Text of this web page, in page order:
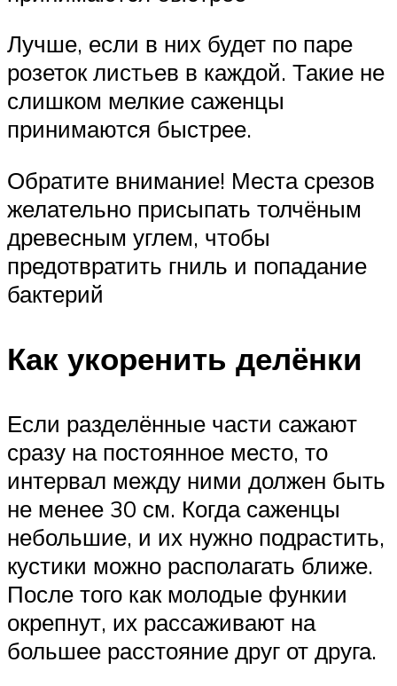
Лучше, если в них будет по паре
розеток листьев в каждой. Такие не
слишком мелкие саженцы
принимаются быстрее.
Обратите внимание! Места срезов
желательно присыпать толчёным
древесным углем, чтобы
предотвратить гниль и попадание
бактерий
Как укоренить делёнки
Если разделённые части сажают
сразу на постоянное место, то
интервал между ними должен быть
не менее 30 см. Когда саженцы
небольшие, и их нужно подрастить,
кустики можно располагать ближе.
После того как молодые функии
окрепнут, их рассаживают на
большее расстояние друг от друга.